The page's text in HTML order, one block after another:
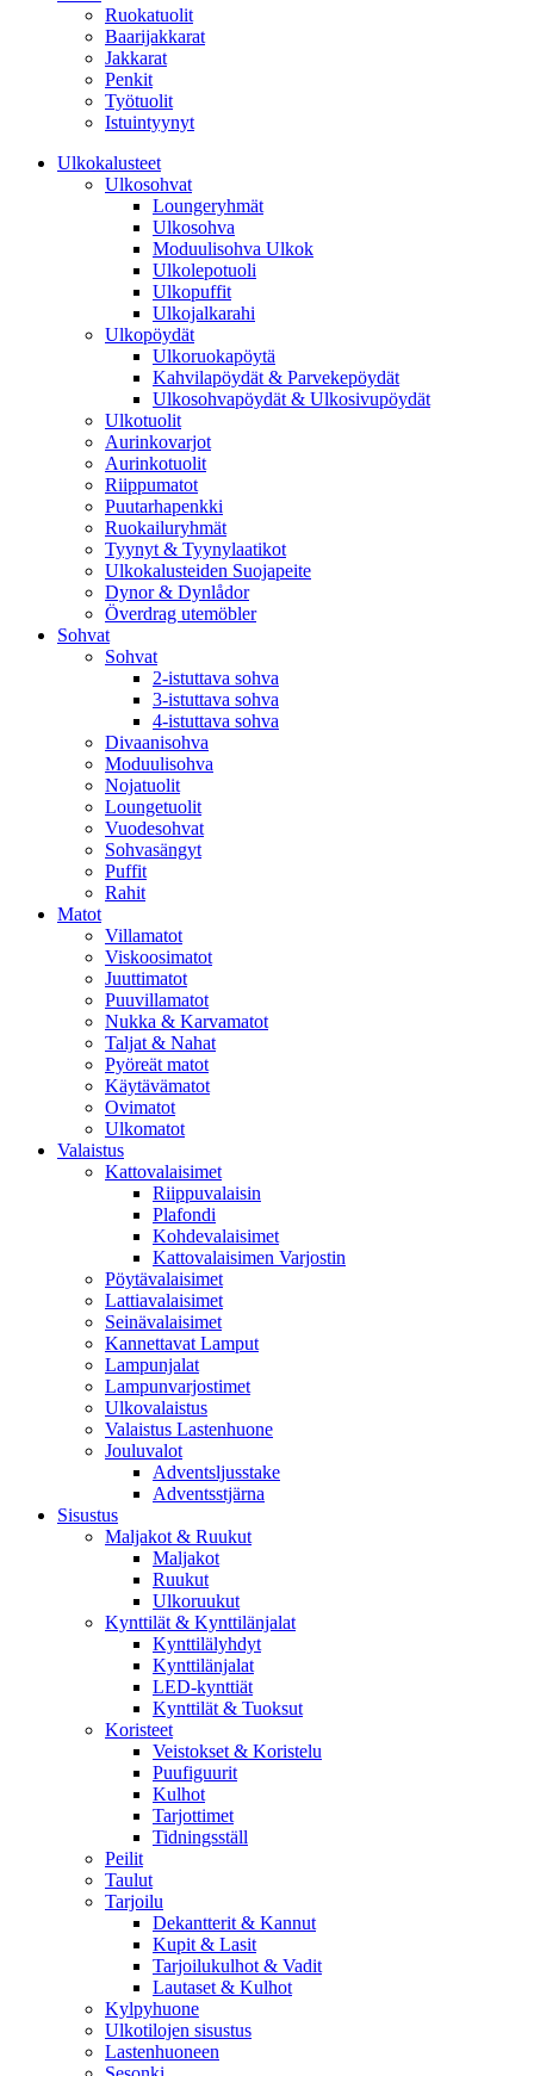
Ruokatuolit
Baarijakkarat
Jakkarat
Penkit
Työtuolit
Istuintyynyt
Ulkokalusteet
Ulkosohvat
Loungeryhmät
Ulkosohva
Moduulisohva Ulkok
Ulkolepotuoli
Ulkopuffit
Ulkojalkarahi
Ulkopöydät
Ulkoruokapöytä
Kahvilapöydät & Parvekepöydät
Ulkosohvapöydät & Ulkosivupöydät
Ulkotuolit
Aurinkovarjot
Aurinkotuolit
Riippumatot
Puutarhapenkki
Ruokailuryhmät
Tyynyt & Tyynylaatikot
Ulkokalusteiden Suojapeite
Dynor & Dynlådor
Överdrag utemöbler
Sohvat
Sohvat
2-istuttava sohva
3-istuttava sohva
4-istuttava sohva
Divaanisohva
Moduulisohva
Nojatuolit
Loungetuolit
Vuodesohvat
Sohvasängyt
Puffit
Rahit
Matot
Villamatot
Viskoosimatot
Juuttimatot
Puuvillamatot
Nukka & Karvamatot
Taljat & Nahat
Pyöreät matot
Käytävämatot
Ovimatot
Ulkomatot
Valaistus
Kattovalaisimet
Riippuvalaisin
Plafondi
Kohdevalaisimet
Kattovalaisimen Varjostin
Pöytävalaisimet
Lattiavalaisimet
Seinävalaisimet
Kannettavat Lamput
Lampunjalat
Lampunvarjostimet
Ulkovalaistus
Valaistus Lastenhuone
Jouluvalot
Adventsljusstake
Adventsstjärna
Sisustus
Maljakot & Ruukut
Maljakot
Ruukut
Ulkoruukut
Kynttilät & Kynttilänjalat
Kynttilälyhdyt
Kynttilänjalat
LED-kynttiät
Kynttilät & Tuoksut
Koristeet
Veistokset & Koristelu
Puufiguurit
Kulhot
Tarjottimet
Tidningsställ
Peilit
Taulut
Tarjoilu
Dekantterit & Kannut
Kupit & Lasit
Tarjoilukulhot & Vadit
Lautaset & Kulhot
Kylpyhuone
Ulkotilojen sisustus
Lastenhuoneen